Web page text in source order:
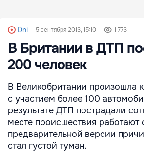
Dni 5 сентября 2013, 15:10 1 773
В Британии в ДТП
200 человек
В Великобритании произошла
с участием более 100
результате ДТП пострадали
месте происшествия работают
предварительной версии
стал густой туман.